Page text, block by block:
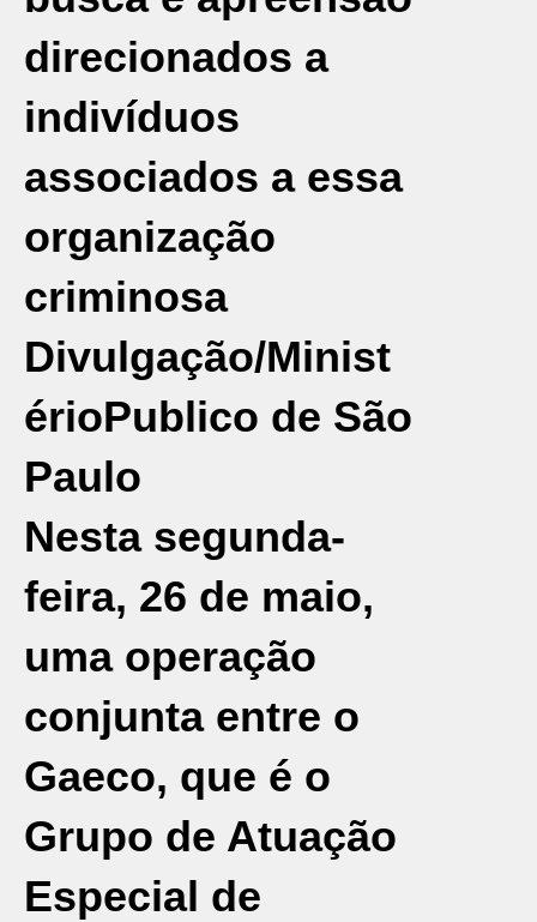
direcionados a
indivíduos
associados a essa
organização
criminosa
Divulgação/Minist
érioPublico de São
Paulo
Nesta segunda-
feira, 26 de maio,
uma operação
conjunta entre o
Gaeco, que é o
Grupo de Atuação
Especial de